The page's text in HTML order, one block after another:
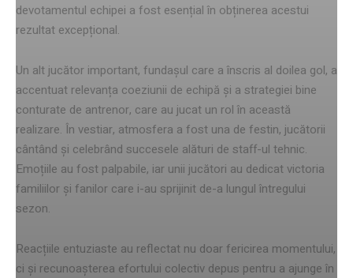
devotamentul echipei a fost esențial în obținerea acestui
rezultat excepțional.
Un alt jucător important, fundașul care a înscris al doilea gol, a
accentuat relevanța coeziunii de echipă și a strategiei bine
conturate de antrenor, care au jucat un rol în această
realizare. În vestiar, atmosfera a fost una de festin, jucătorii
cântând și celebrând succesele alături de staff-ul tehnic.
Emoțiile au fost palpabile, iar unii jucători au dedicat victoria
familiilor și fanilor care i-au sprijinit de-a lungul întregului
sezon.
Reacțiile entuziaste au reflectat nu doar fericirea momentului,
ci și recunoașterea efortului colectiv depus pentru a ajunge în